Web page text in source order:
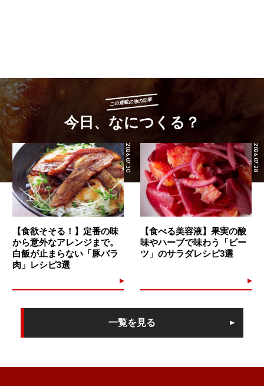
この連載の他の記事
今日、なにつくる？
2026.07.30
【食欲そそる！】定番の味
から意外なアレンジまで。
白飯が止まらない「豚バラ
肉」レシピ3選
2026.07.28
【食べる美容液】果実の酸
味やハーブで味わう「ビー
ツ」のサラダレシピ3選
一覧を見る